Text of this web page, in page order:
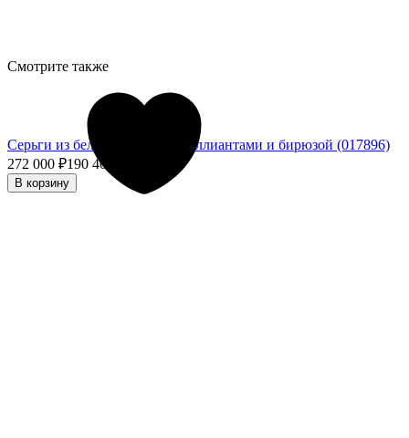
Серьги из белого золота с бриллиантами и бирюзой (017896)
272 000 ₽190 400
В корзину
Смотрите также